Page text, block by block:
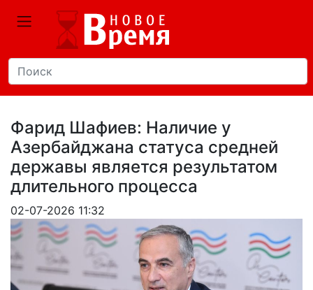
Фарид Шафиев: Наличие у
Азербайджана статуса средней
державы является результатом
длительного процесса
02-07-2026 11:32